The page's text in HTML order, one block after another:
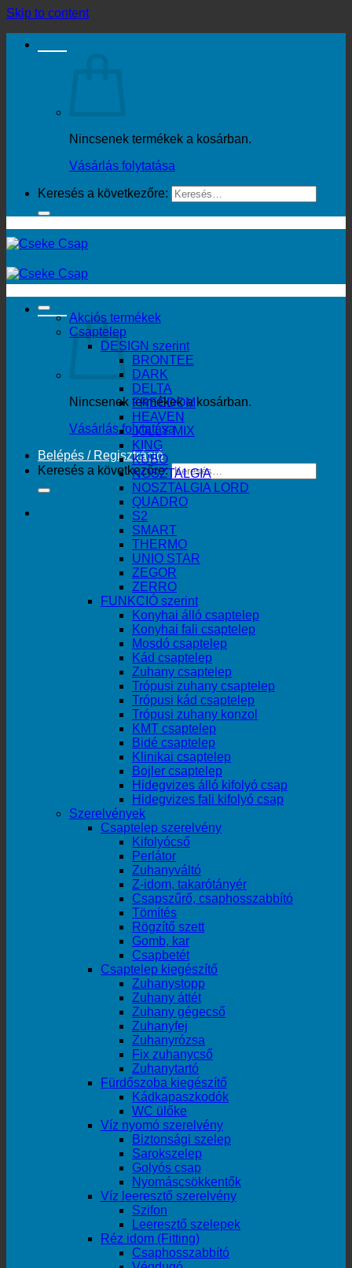
Skip to content
Nincsenek termékek a kosárban.
Vásárlás folytatása
Keresés a következőre:
0
Nincsenek termékek a kosárban.
Vásárlás folytatása
Belépés / Regisztráció
Keresés a következőre:
Akciós termékek
Csaptelep
DESIGN szerint
BRONTEE
DARK
DELTA
FREEDOM
HEAVEN
JOLLY MIX
KING
KUBO
NOSZTALGIA
NOSZTALGIA LORD
QUADRO
S2
SMART
THERMO
UNIO STAR
ZEGOR
ZERRO
FUNKCIÓ szerint
Konyhai álló csaptelep
Konyhai fali csaptelep
Mosdó csaptelep
Kád csaptelep
Zuhany csaptelep
Trópusi zuhany csaptelep
Trópusi kád csaptelep
Trópusi zuhany konzol
KMT csaptelep
Bidé csaptelep
Klinikai csaptelep
Bojler csaptelep
Hidegvizes álló kifolyó csap
Hidegvizes fali kifolyó csap
Szerelvények
Csaptelep szerelvény
Kifolyócső
Perlátor
Zuhanyváltó
Z-idom, takarótányér
Csapszűrő, csaphosszabbító
Tömítés
Rögzítő szett
Gomb, kar
Csapbetét
Csaptelep kiegészítő
Zuhanystopp
Zuhany áttét
Zuhany gégecső
Zuhanyfej
Zuhanyrózsa
Fix zuhanycső
Zuhanytartó
Fürdőszoba kiegészítő
Kádkapaszkodók
WC ülőke
Víz nyomó szerelvény
Biztonsági szelep
Sarokszelep
Golyós csap
Nyomáscsökkentők
Víz leeresztő szerelvény
Szifon
Leeresztő szelepek
Réz idom (Fitting)
Csaphosszabbító